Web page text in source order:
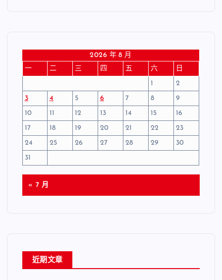
2026 年 8 月
一
二 三 四 五 六
日
1
2
3
4 5 6 7 8
9
10
11 12 13 14 15
16
17
18 19 20 21 22
23
24
25 26 27 28 29
30
31
« 7 月
近期文章